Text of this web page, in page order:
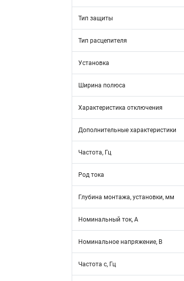
Тип защиты
Тип расцепителя
Установка
Ширина полюса
Характеристика отключения
Дополнительные характеристики
Частота, Гц
Род тока
Глубина монтажа, установки, мм
Номинальный ток, А
Номинальное напряжение, В
Частота с, Гц